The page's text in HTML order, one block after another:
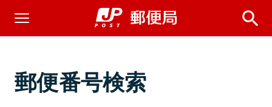
郵便番号検索